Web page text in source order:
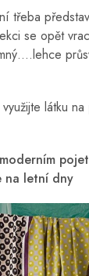
třeba
se opět
látku na
na letní dny